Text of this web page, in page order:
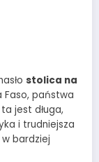
stolica na
Faso, państwa
jest długa,
i trudniejsza
bardziej